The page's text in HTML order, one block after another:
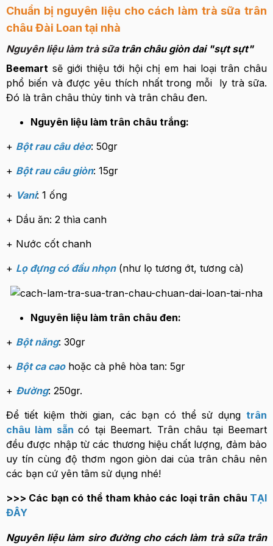
Chuẩn bị nguyên liệu cho cách làm trà sữa trân
châu Đài Loan tại nhà
Nguyên liệu làm trà sữatrân châu giòn dai "sựt sựt"
Beemart sẽ giới thiệu tới hội chị em hai loại trân châu
phổ biến và được yêu thích nhất trong mỗi ly trà sữa.
Đó là trân châu thủy tinh và trân châu đen.
Nguyên liệu làm trân châu trắng:
+ Bột rau câu dẻo: 50gr
+ Bột rau câu giòn: 15gr
+ Vani: 1 ống
+ Dầu ăn: 2 thìa canh
+ Nước cốt chanh
+ Lọ đựng có đầu nhọn(như lọ tương ớt, tương cà)
Nguyên liệu làm trân châu đen:
+ Bột năng: 30gr
+ Bột ca caohoặc cà phê hòa tan: 5gr
+ Đường: 250gr.
Để tiết kiệm thời gian, các bạn có thể sử dụng trân
châu làm sẵncó tại Beemart. Trân châu tại Beemart
đều được nhập từ các thương hiệu chất lượng, đảm bảo
uy tín cùng độ thơm ngon giòn dai của trân châu nên
các bạn cứ yên tâm sử dụng nhé!
>>> Các bạn có thể tham khảo các loại trân châu TẠI
ĐÂY
Nguyên liệu làm siro đường cho cách làm trà sữa trân